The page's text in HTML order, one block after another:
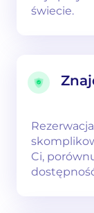
świecie.
Ci,